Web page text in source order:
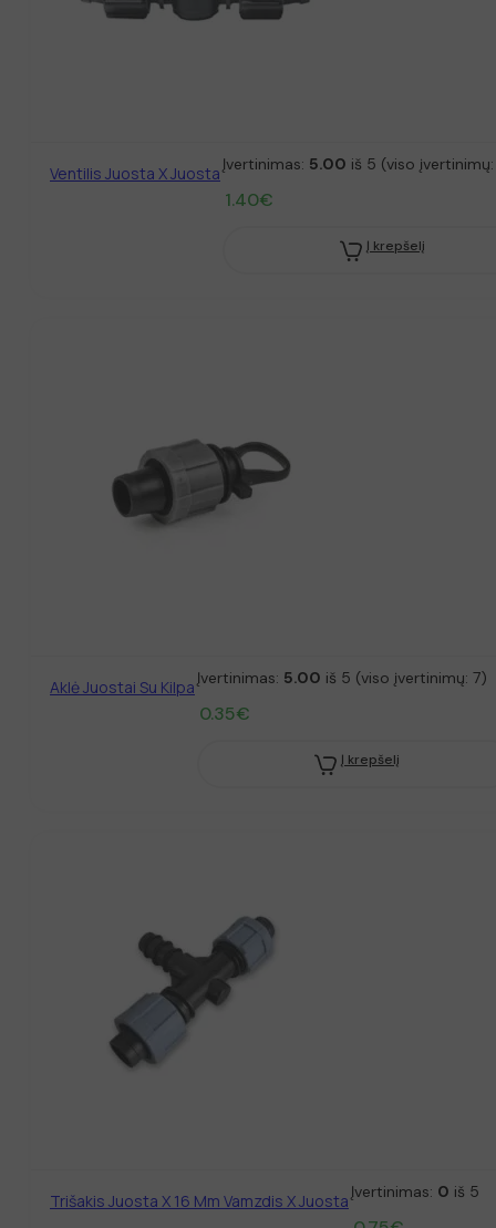
Ventilis Juosta X Juosta Įvertinimas: 5.00 iš 5 (viso
1.40€
Į krepšelį
Aklė Juostai Su Kilpa Įvertinimas: 5.00 iš 5 (viso įvertinimų: 7)
0.35€
Į krepšelį
Trišakis Juosta X 16 Mm Vamzdis X Juosta Įvertinimas: 0 iš 5